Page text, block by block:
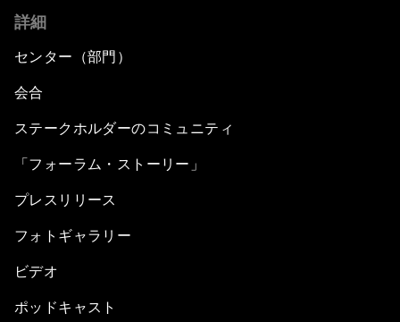
詳細
センター（部門）
会合
ステークホルダーのコミュニティ
「フォーラム・ストーリー」
プレスリリース
フォトギャラリー
ビデオ
ポッドキャスト